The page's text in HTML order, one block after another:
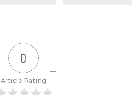
0
Article Rating